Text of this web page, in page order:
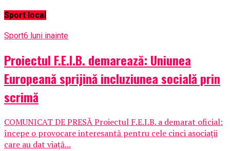
Sport local
Sport6 luni inainte
Proiectul F.E.I.B. demarează: Uniunea
Europeană sprijină incluziunea socială prin
scrimă
COMUNICAT DE PRESĂ Proiectul F.E.I.B. a demarat oficial:
începe o provocare interesantă pentru cele cinci asociații
care au dat viață...